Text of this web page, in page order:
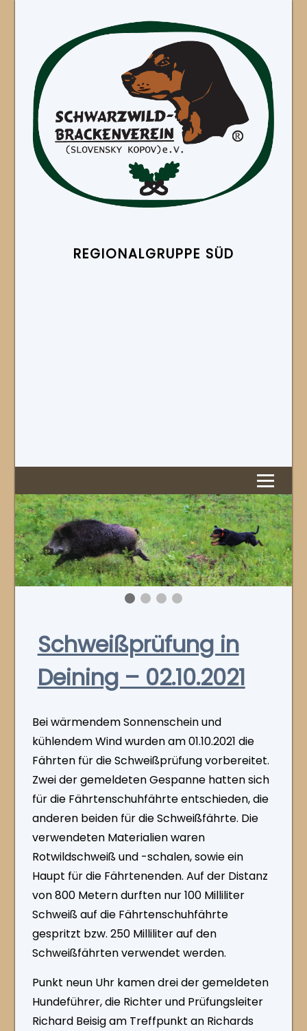
REGIONAL­GRUPPE SÜD
Schweißprüfung in
Deining – 02.10.2021
Bei wärmendem Sonnenschein und
kühlendem Wind wurden am 01.10.2021 die
Fährten für die Schweißprüfung vorbereitet.
Zwei der gemeldeten Gespanne hatten sich
für die Fährtenschuhfährte entschieden, die
anderen beiden für die Schweißfährte. Die
verwendeten Materialien waren
Rotwildschweiß und -schalen, sowie ein
Haupt für die Fährtenenden. Auf der Distanz
von 800 Metern durften nur 100 Milliliter
Schweiß auf die Fährtenschuhfährte
gespritzt bzw. 250 Milliliter auf den
Schweißfährten verwendet werden.
Punkt neun Uhr kamen drei der gemeldeten
Hundeführer, die Richter und Prüfungsleiter
Richard Beisig am Treffpunkt an Richards